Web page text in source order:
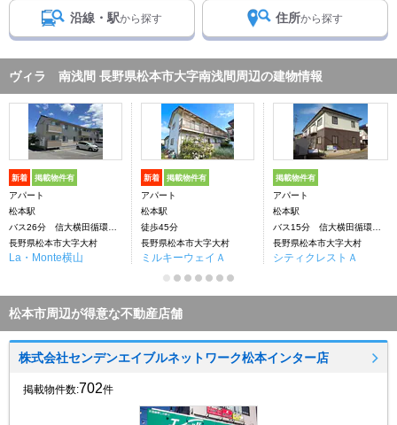
沿線・駅から探す 住所から探す
ヴィラ 南浅間 長野県松本市大字南浅間周辺の建物情報
新着 掲載物件有
アパート
松本駅
バス26分 信大横田循環線 南浅間下車：停歩5分
長野県松本市大字大村
La・Monte横山
新着 掲載物件有
アパート
松本駅
徒歩45分
長野県松本市大字大村
ミルキーウェイＡ
掲載物件有
アパート
松本駅
バス15分 信大横田循環線 南浅間公民館前下車：停歩7分
長野県松本市大字大村
シティクレストＡ
松本市周辺が得意な不動産店舗
株式会社センデンエイブルネットワーク松本インター店
掲載物件数:702件